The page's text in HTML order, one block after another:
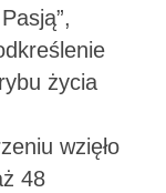
życia
wzięło
48